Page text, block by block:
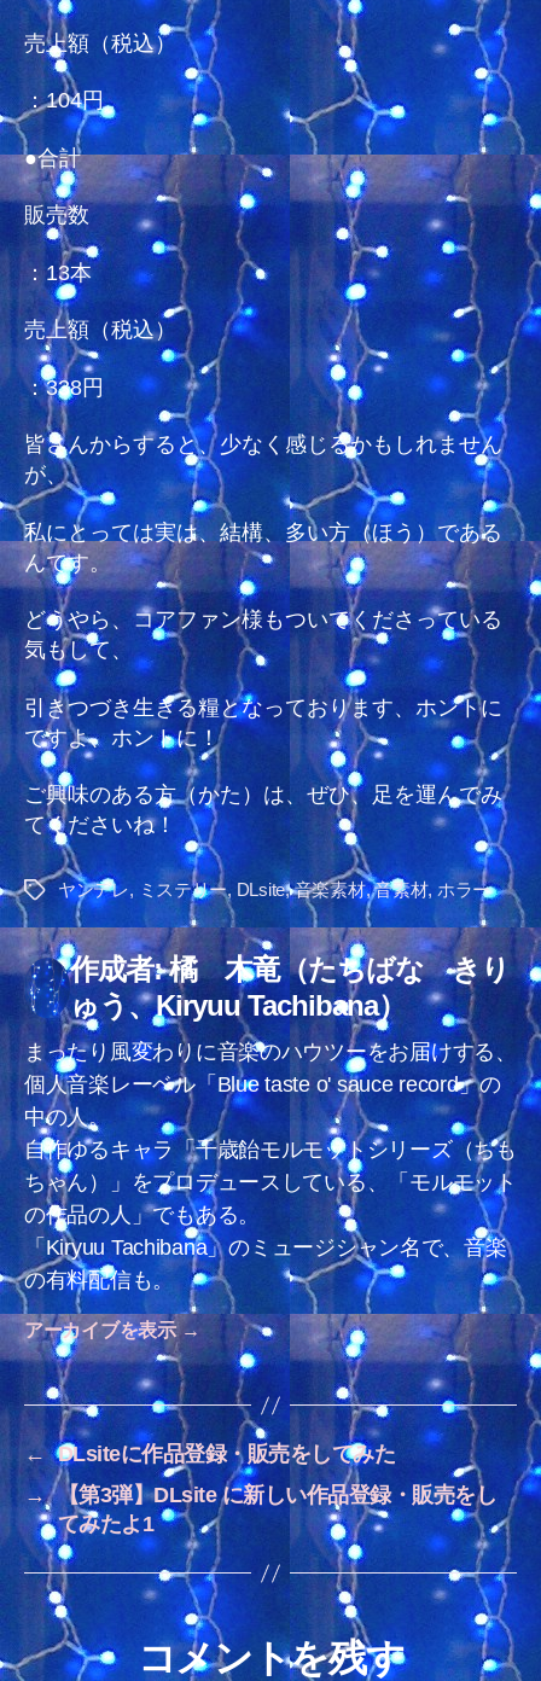
売上額（税込）
：104円
●合計
販売数
：13本
売上額（税込）
：338円
皆さんからすると、少なく感じるかもしれません
が、
私にとっては実は、結構、多い方（ほう）である
んです。
どうやら、コアファン様もついてくださっている
気もして、
引きつづき生きる糧となっております、ホントに
ですよ、ホントに！
ご興味のある方（かた）は、ぜひ、足を運んでみ
てくださいね！
タ
グ
ヤンデレ, ミステリー, DLsite,音楽素材,音素材, ホラー
作成者: 橘 木竜（たちばな きり
ゅう、Kiryuu Tachibana）
まったり風変わりに音楽のハウツーをお届けする、
個人音楽レーベル「Blue taste o' sauce record」の
中の人。
自作ゆるキャラ「千歳飴モルモットシリーズ（ちも
ちゃん）」をプロデュースしている、「モルモット
の作品の人」でもある。
「Kiryuu Tachibana」のミュージシャン名で、音楽
の有料配信も。
アーカイブを表示 →
← DLsiteに作品登録・販売をしてみた
→ 【第3弾】DLsite に新しい作品登録・販売をし
てみたよ1
コメントを残す